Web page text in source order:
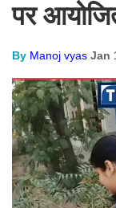
पर
By Manoj vyas Jan